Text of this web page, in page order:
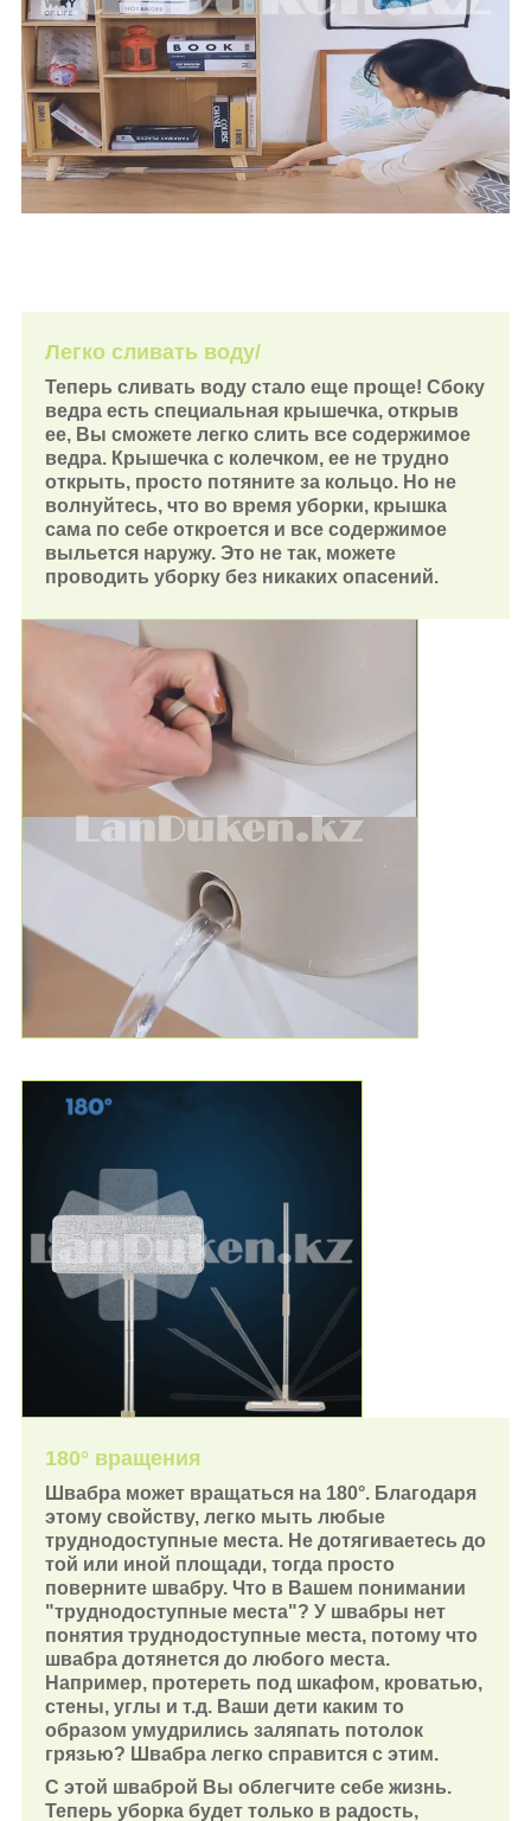
Легко сливать воду/
Теперь сливать воду стало еще проще! Сбоку
ведра есть специальная крышечка, открыв
ее, Вы сможете легко слить все содержимое
ведра. Крышечка с колечком, ее не трудно
открыть, просто потяните за кольцо. Но не
волнуйтесь, что во время уборки, крышка
сама по себе откроется и все содержимое
выльется наружу. Это не так, можете
проводить уборку без никаких опасений.
180° вращения
Швабра может вращаться на 180°. Благодаря
этому свойству, легко мыть любые
труднодоступные места. Не дотягиваетесь до
той или иной площади, тогда просто
поверните швабру. Что в Вашем понимании
"труднодоступные места"? У швабры нет
понятия труднодоступные места, потому что
швабра дотянется до любого места.
Например, протереть под шкафом, кроватью,
стены, углы и т.д. Ваши дети каким то
образом умудрились заляпать потолок
грязью? Швабра легко справится с этим.
С этой шваброй Вы облегчите себе жизнь.
Теперь уборка будет только в радость,